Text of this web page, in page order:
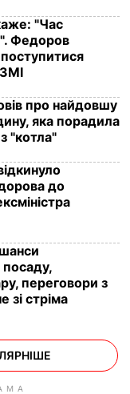
"Час
Федоров
про найдовшу
яка порадила
"котла"
до
посаду,
переговори з
зі стріма